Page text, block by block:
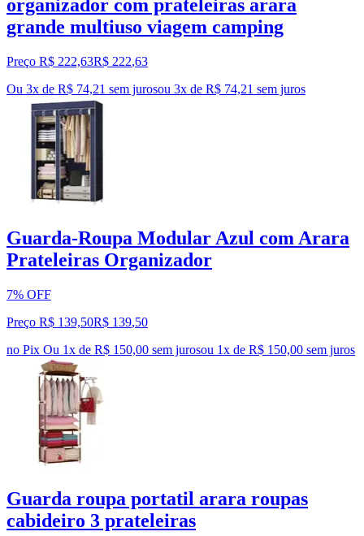
organizador com prateleiras arara
grande multiuso viagem camping
Preço R$ 222,63R$ 222,63
Ou 3x de R$ 74,21 sem jurosou 3x de R$ 74,21 sem juros
Guarda-Roupa Modular Azul com Arara
Prateleiras Organizador
7% OFF
Preço R$ 139,50R$ 139,50
no Pix Ou 1x de R$ 150,00 sem jurosou 1x de R$ 150,00 sem juros
Guarda roupa portatil arara roupas
cabideiro 3 prateleiras